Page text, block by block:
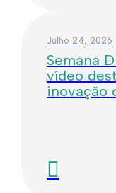
Julho 24, 2026
Semana
vídeo
inovação